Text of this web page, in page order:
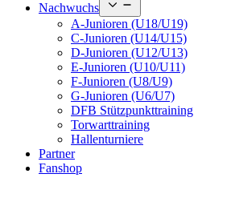
Nachwuchs
menu
A-Junioren (U18/U19)
C-Junioren (U14/U15)
D-Junioren (U12/U13)
E-Junioren (U10/U11)
F-Junioren (U8/U9)
G-Junioren (U6/U7)
DFB Stützpunkttraining
Torwarttraining
Hallenturniere
Partner
Fanshop